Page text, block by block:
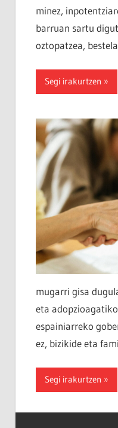
minez,
barruan sartu
oztopatzea,
Segi irakurtzen
mugarri gisa
eta
espainiarreko
ez, bizikide eta
Segi irakurtzen